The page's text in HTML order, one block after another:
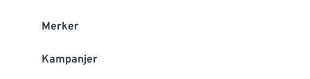
Merker
Kampanjer